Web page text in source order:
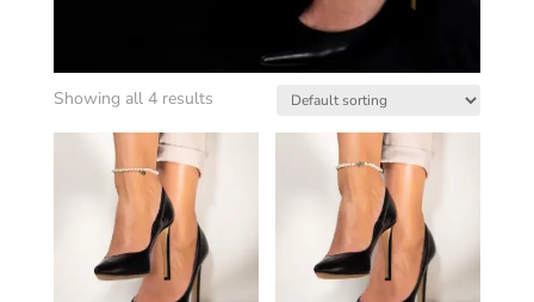
Showing all 4 results